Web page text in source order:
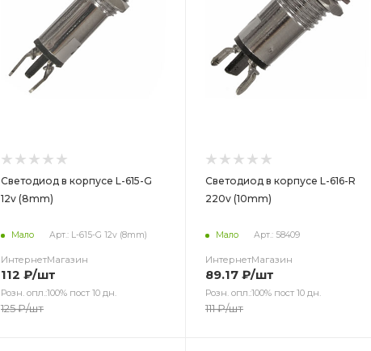
Светодиод в корпусе L-615-G
12v (8mm)
Мало Арт.: L-615-G 12v (8mm)
ИнтернетМагазин
112 ₽/шт
Розн. опл.:100% пост 10 дн.
125₽/шт
Светодиод в корпусе L-616-R
220v (10mm)
Мало Арт.: 58409
ИнтернетМагазин
89.17 ₽/шт
Розн. опл.:100% пост 10 дн.
111₽/шт